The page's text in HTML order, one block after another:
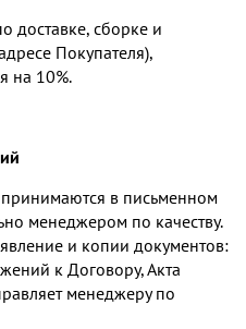
доставке, сборке и
Покупателя),
на 10%.
в письменном
менеджером по качеству.
и копии документов:
к Договору, Акта
менеджеру по